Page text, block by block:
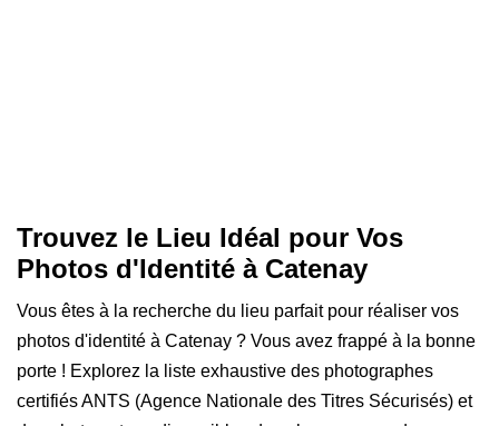
Trouvez le Lieu Idéal pour Vos
Photos d'Identité à Catenay
Vous êtes à la recherche du lieu parfait pour réaliser vos
photos d'identité à Catenay ? Vous avez frappé à la bonne
porte ! Explorez la liste exhaustive des photographes
certifiés ANTS (Agence Nationale des Titres Sécurisés) et